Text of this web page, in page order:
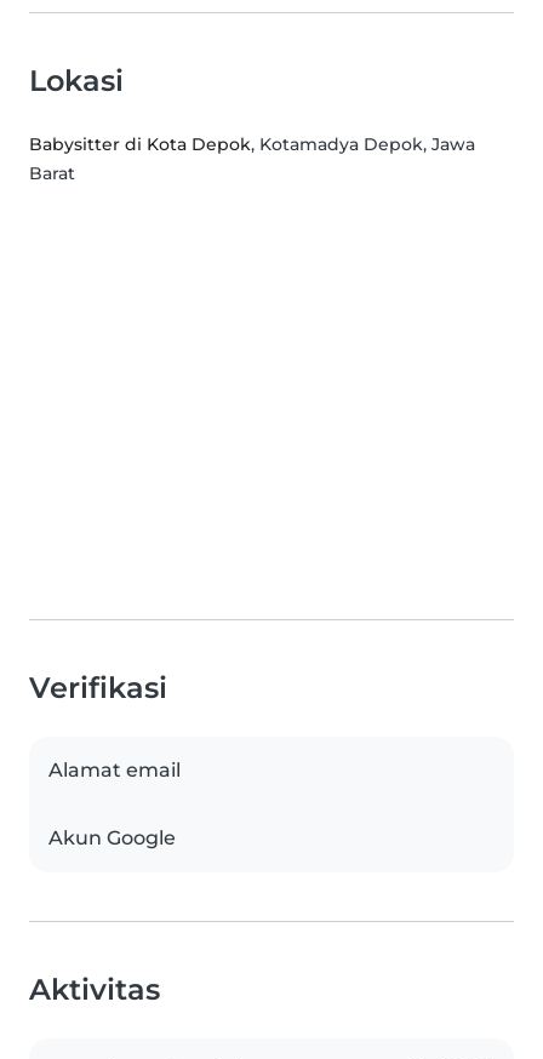
Lokasi
Babysitter di Kota Depok, Kotamadya Depok, Jawa
Barat
Verifikasi
Alamat email
Akun Google
Aktivitas